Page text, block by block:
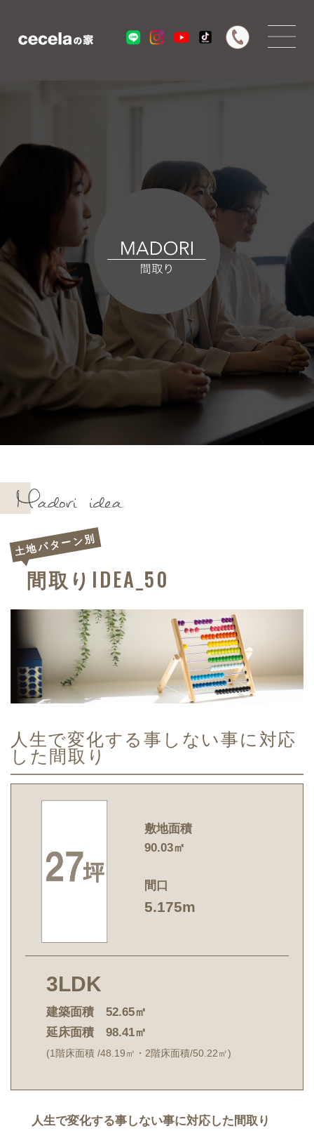
土地パターン別
間取り IDEA_50
人生で変化する事しない事に対応
した間取り
敷地面積
90.03㎡
間口
5.175m
3LDK
建築面積 52.65㎡
延床面積 98.41㎡
(1階床面積 /48.19㎡・2階床面積/50.22㎡)
人生で変化する事しない事に対応した間取り